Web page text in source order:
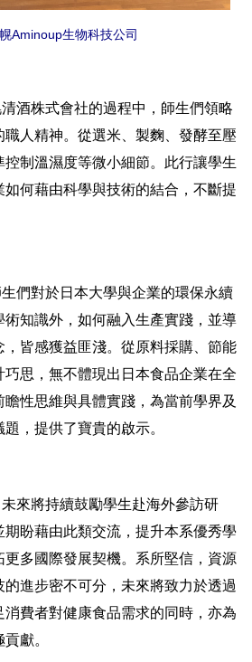
Aminoup生物科技公司
株式會社的過程中，師生們領略
人精神。從選米、製麴、發酵至壓
制溫濕度等微小細節。此行讓學生
何藉由科學與技術的結合，不斷提
對於日本大學與企業的環保永續
知識外，如何融入生產實踐，並導
，皆感獲益匪淺。從原料採購、節能
思，無不體現出日本食品企業在全
性思維與具體實踐，為當前學界及
，提供了寶貴的啟示。
將持續鼓勵學生赴海外參訪研
期盼藉由此類交流，提升本系優秀學
多國際發展契機。系所堅信，資源
進步密不可分，未來將致力於透過
費者對健康食品需求的同時，亦為
獻。